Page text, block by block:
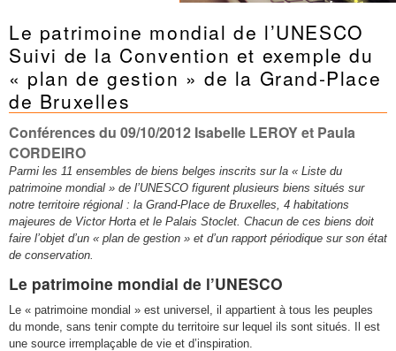
Le patrimoine mondial de l’UNESCO
Suivi de la Convention et exemple du
« plan de gestion » de la Grand-Place
de Bruxelles
Conférences du 09/10/2012 Isabelle LEROY et Paula
CORDEIRO
Parmi les 11 ensembles de biens belges inscrits sur la « Liste du
patrimoine mondial » de l’UNESCO figurent plusieurs biens situés sur
notre territoire régional : la Grand-Place de Bruxelles, 4 habitations
majeures de Victor Horta et le Palais Stoclet. Chacun de ces biens doit
faire l’objet d’un « plan de gestion » et d’un rapport périodique sur son état
de conservation.
Le patrimoine mondial de l’UNESCO
Le « patrimoine mondial » est universel, il appartient à tous les peuples
du monde, sans tenir compte du territoire sur lequel ils sont situés. Il est
une source irremplaçable de vie et d’inspiration.